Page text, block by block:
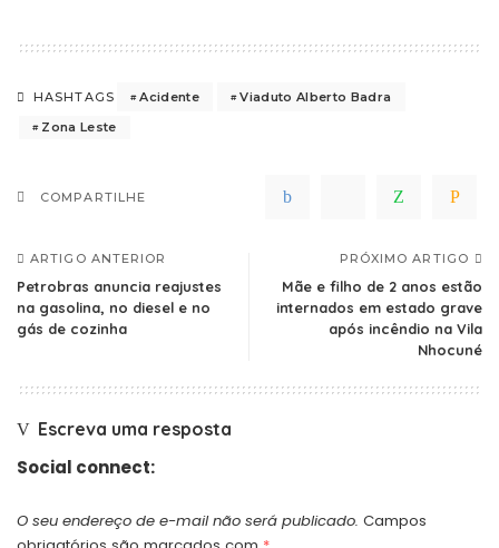
HASHTAGS Acidente
Viaduto Alberto Badra
Zona Leste
COMPARTILHE
ARTIGO ANTERIOR
Petrobras anuncia reajustes
na gasolina, no diesel e no
gás de cozinha
PRÓXIMO ARTIGO
Mãe e filho de 2 anos estão
internados em estado grave
após incêndio na Vila
Nhocuné
Escreva uma resposta
Social connect:
O seu endereço de e-mail não será publicado. Campos